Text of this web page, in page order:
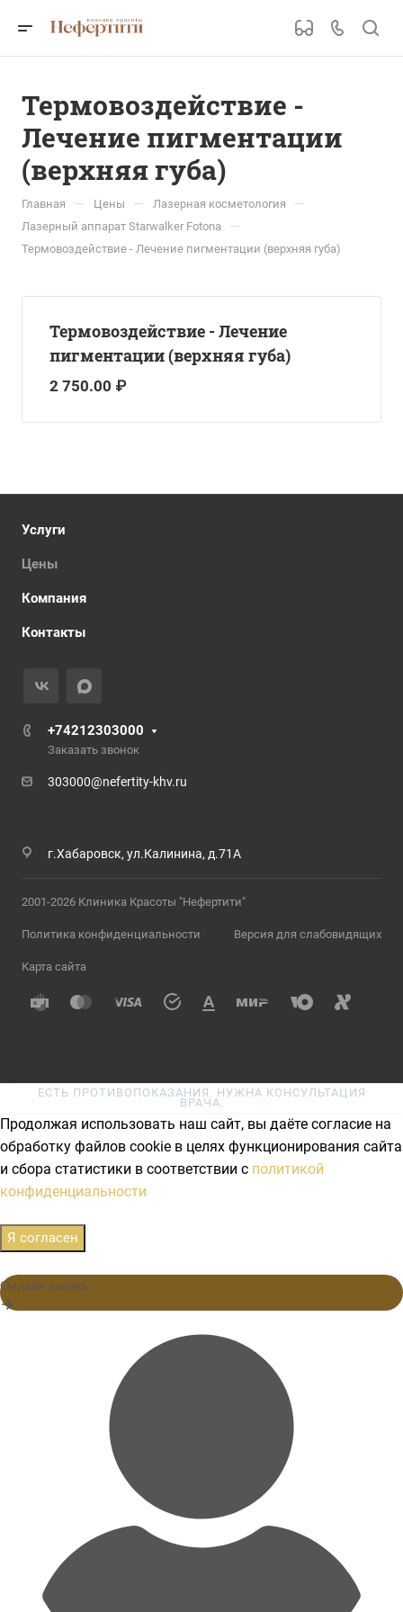
Термовоздействие -
Лечение пигментации
(верхняя губа)
Главная — Цены — Лазерная косметология —
Лазерный аппарат Starwalker Fotona —
Термовоздействие - Лечение пигментации (верхняя губа)
Термовоздействие - Лечение
пигментации (верхняя губа)
2 750.00 ₽
Услуги
Цены
Компания
Контакты
+74212303000
Заказать звонок
303000@nefertity-khv.ru
г.Хабаровск, ул.Калинина, д.71А
2001-2026 Клиника Красоты "Нефертити"
Политика конфиденциальности Версия для слабовидящих
Карта сайта
ЕСТЬ ПРОТИВОПОКАЗАНИЯ. НУЖНА КОНСУЛЬТАЦИЯ
ВРАЧА.
Продолжая использовать наш сайт, вы даёте согласие на
обработку файлов cookie в целях функционирования сайта
и сбора статистики в соответствии с политикой
конфиденциальности
Я согласен